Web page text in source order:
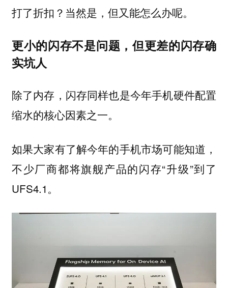
打了折扣？当然是，但又能怎么办呢。
更小的闪存不是问题，但更差的闪存确
实坑人
除了内存，闪存同样也是今年手机硬件配置
缩水的核心因素之一。
如果大家有了解今年的手机市场可能知道，
不少厂商都将旗舰产品的闪存“升级”到了
UFS4.1。